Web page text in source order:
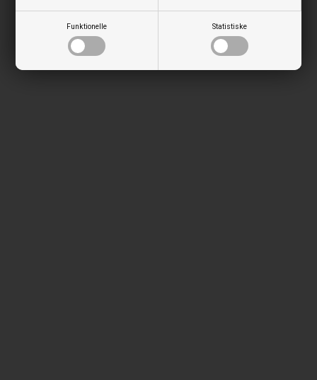
Funktionelle Statistiske